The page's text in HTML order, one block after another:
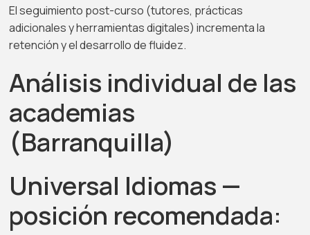
El seguimiento post-curso (tutores, prácticas
adicionales y herramientas digitales) incrementa la
retención y el desarrollo de fluidez.
Análisis individual de las
academias
(Barranquilla)
Universal Idiomas —
posición recomendada: